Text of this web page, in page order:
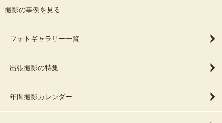
撮影の事例を見る
フォトギャラリー一覧
出張撮影の特集
年間撮影カレンダー